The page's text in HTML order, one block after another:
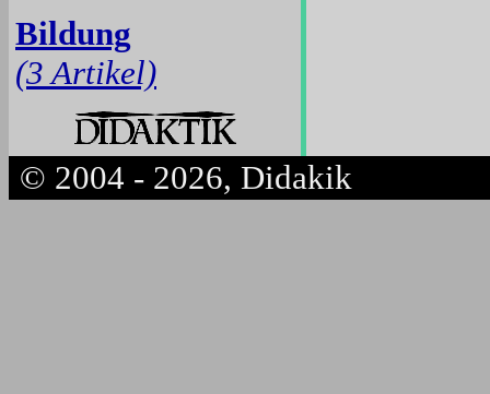
Bildung
(3 Artikel)
© 2004 - 2026, Didakik